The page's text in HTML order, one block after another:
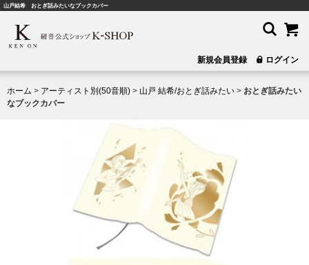
山戸結希 おとぎ話みたいなブックカバー
新規会員登録 ログイン
ホーム > アーティスト別(50音順) > 山戸 結希/おとぎ話みたい > おとぎ話みたい
なブックカバー